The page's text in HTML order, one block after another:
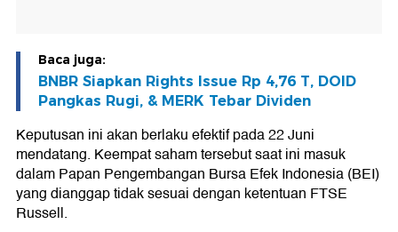
Baca juga:
BNBR Siapkan Rights Issue Rp 4,76 T, DOID
Pangkas Rugi, & MERK Tebar Dividen
Keputusan ini akan berlaku efektif pada 22 Juni
mendatang. Keempat saham tersebut saat ini masuk
dalam Papan Pengembangan Bursa Efek Indonesia (BEI)
yang dianggap tidak sesuai dengan ketentuan FTSE
Russell.